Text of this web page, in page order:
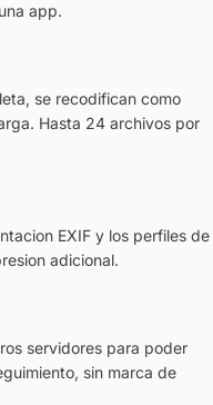
app.
se recodifican como
Hasta 24 archivos por
EXIF y los perfiles de
adicional.
servidores para poder
sin marca de